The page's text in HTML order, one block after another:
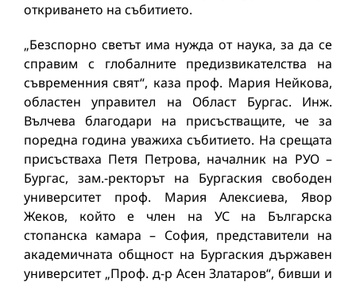
откриването на събитието.
„Безспорно светът има нужда от наука, за да се
справим с глобалните предизвикателства на
съвременния свят“, каза проф. Мария Нейкова,
областен управител на Област Бургас. Инж.
Вълчева благодари на присъстващите, че за
поредна година уважиха събитието. На срещата
присъстваха Петя Петрова, началник на РУО –
Бургас, зам.-ректорът на Бургаския свободен
университет проф. Мария Алексиева, Явор
Жеков, който е член на УС на Българска
стопанска камара – София, представители на
академичната общност на Бургаския държавен
университет „Проф. д-р Асен Златаров“, бивши и